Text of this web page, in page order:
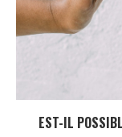
EST-IL